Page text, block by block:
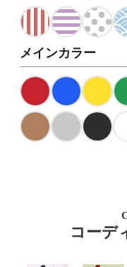
メインカラー
コーデ